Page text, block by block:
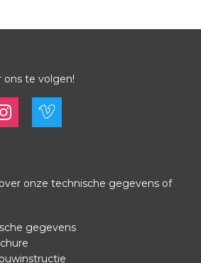
ons te volgen!
Bekijk ons op LinkedInBekijk ons op Vimeo
onze technische gegevens of
gegevens